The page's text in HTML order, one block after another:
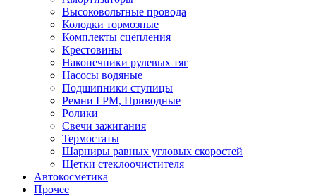
Высоковольтные провода
Колодки тормозные
Комплекты сцепления
Крестовины
Наконечники рулевых тяг
Насосы водяные
Подшипники ступицы
Ремни ГРМ, Приводные
Ролики
Свечи зажигания
Термостаты
Шарниры равных угловых скоростей
Щетки стеклоочистителя
Автокосметика
Прочее